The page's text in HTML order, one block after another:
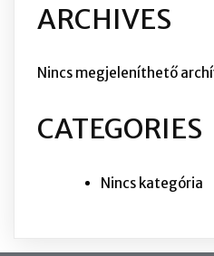
ARCHIVES
Nincs megjeleníthető
CATEGORIES
Nincs kategória